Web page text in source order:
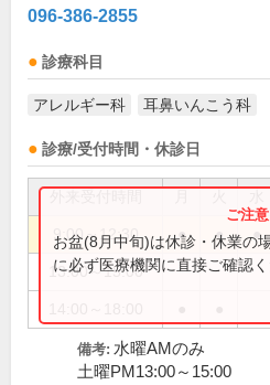
096-386-2855
診療科目
アレルギー科 耳鼻いんこう科
診療/受付時間・休診日
9:00～12:30 ● ● ●
13:00～15:00
お盆(8月中旬)は休診・休業の
に必ず医療機関に直接ご確認く
備考: 水曜AMのみ
土曜PM13:00～15:00